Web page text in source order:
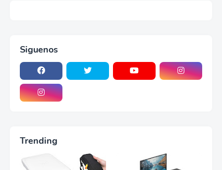
Siguenos
Trending